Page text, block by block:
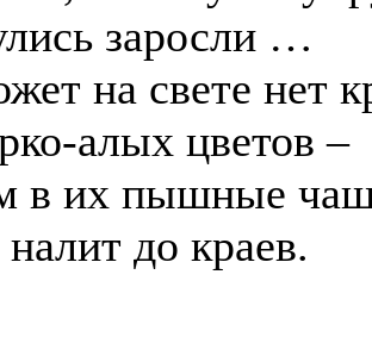
заросли …
на свете нет
алых цветов –
в их пышные
до краев.